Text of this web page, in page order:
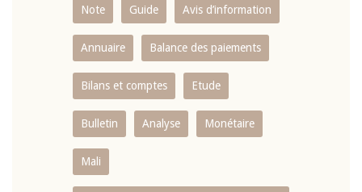
Note Guide Avis d’information
Annuaire Balance des paiements
Bilans et comptes Etude
Bulletin Analyse Monétaire
Mali